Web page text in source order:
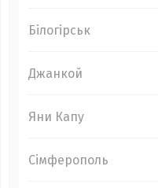
Білогірськ
Джанкой
Яни Капу
Сімферополь